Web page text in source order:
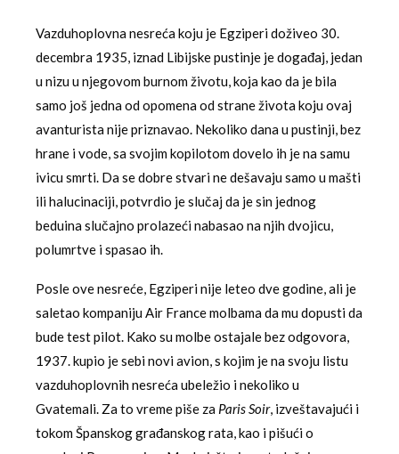
Vazduhoplovna nesreća koju je Egziperi doživeo 30.
decembra 1935, iznad Libijske pustinje je događaj, jedan
u nizu u njegovom burnom životu, koja kao da je bila
samo još jedna od opomena od strane života koju ovaj
avanturista nije priznavao. Nekoliko dana u pustinji, bez
hrane i vode, sa svojim kopilotom dovelo ih je na samu
ivicu smrti. Da se dobre stvari ne dešavaju samo u mašti
ili halucinaciji, potvrdio je slučaj da je sin jednog
beduina slučajno prolazeći nabasao na njih dvojicu,
polumrtve i spasao ih.
Posle ove nesreće, Egziperi nije leteo dve godine, ali je
saletao kompaniju Air France molbama da mu dopusti da
bude test pilot. Kako su molbe ostajale bez odgovora,
1937. kupio je sebi novi avion, s kojim je na svoju listu
vazduhoplovnih nesreća ubeležio i nekoliko u
Gvatemali. Za to vreme piše za Paris Soir, izveštavajući i
tokom Španskog građanskog rata, kao i pišući o